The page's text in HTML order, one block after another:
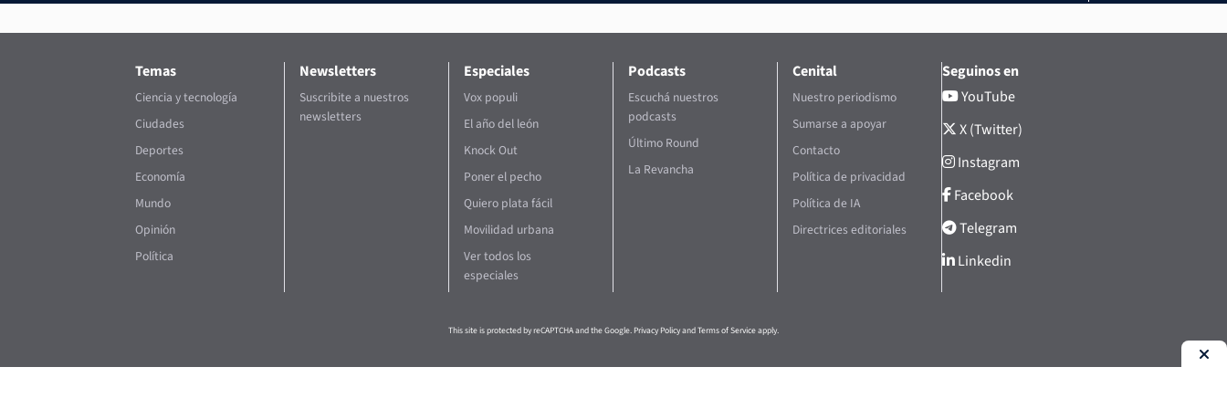
Temas
Ciencia y tecnología
Ciudades
Deportes
Economía
Mundo
Opinión
Política
Newsletters
Suscribite a nuestros
newsletters
Especiales
Vox populi
El año del león
Knock Out
Poner el pecho
Quiero plata fácil
Movilidad urbana
Ver todos los
especiales
Podcasts
Escuchá nuestros
podcasts
Último Round
La Revancha
Cenital
Nuestro periodismo
Sumarse a apoyar
Contacto
Política de privacidad
Política de IA
Directrices editoriales
Seguinos en
YouTube
X (Twitter)
Instagram
Facebook
Telegram
Linkedin
This site is protected by reCAPTCHA and the Google. Privacy PolicyandTerms of Serviceapply.